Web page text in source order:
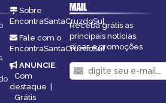
Sobre
EncontraSantaCruzdoSul
Fale com o
EncontraSantaCruzdoSul
ANUNCIE:
Com
destaque
Grátis
MAIL
Receba grátis as
principais notícias,
dicas e promoções